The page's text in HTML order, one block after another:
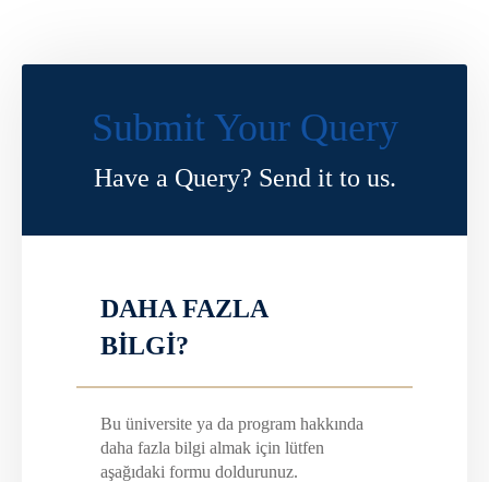
Submit Your Query
Have a Query? Send it to us.
DAHA FAZLA
BİLGİ?
Bu üniversite ya da program hakkında
daha fazla bilgi almak için lütfen
aşağıdaki formu doldurunuz.